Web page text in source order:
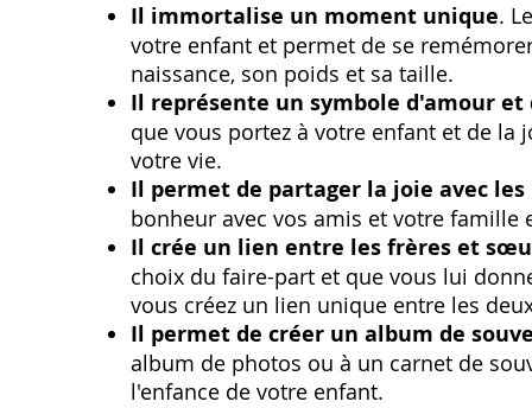
Il immortalise un moment unique.
votre enfant et permet de se
naissance‚ son poids et sa taille.
Il représente un symbole d'amour et
que vous portez à votre enfant et de la
votre vie.
Il permet de partager la joie avec les
bonheur avec vos amis et votre
Il crée un lien entre les frères et
choix du faire-part et que vous lui
vous créez un lien unique entre les
Il permet de créer un album de
album de photos ou à un carnet de
l'enfance de votre enfant.